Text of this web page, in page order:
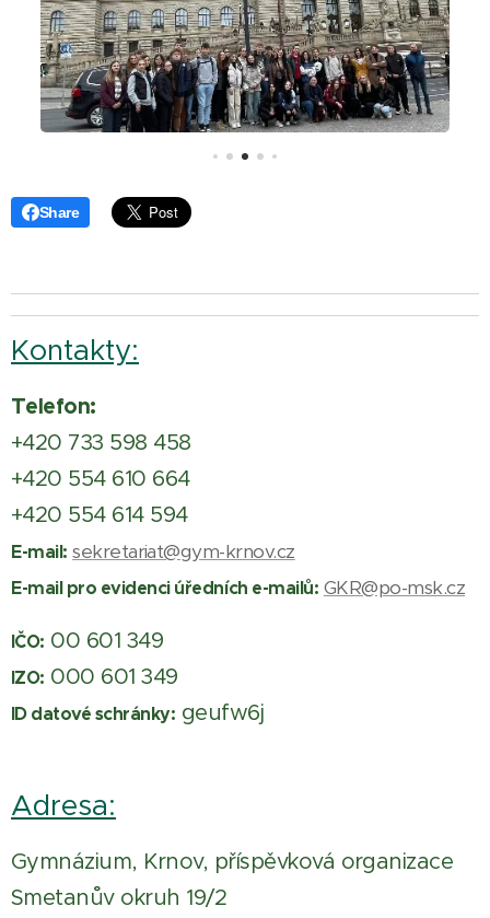
Share
Kontakty:
Telefon:
+420 733 598 458
+420 554 610 664
+420 554 614 594
E-mail: sekretariat@gym-krnov.cz
E-mail pro evidenci úředních e-mailů: GKR@po-msk.cz
IČO: 00 601 349
IZO: 000 601 349
ID datové schránky: geufw6j
Adresa:
Gymnázium, Krnov, příspěvková organizace
Smetanův okruh 19/2